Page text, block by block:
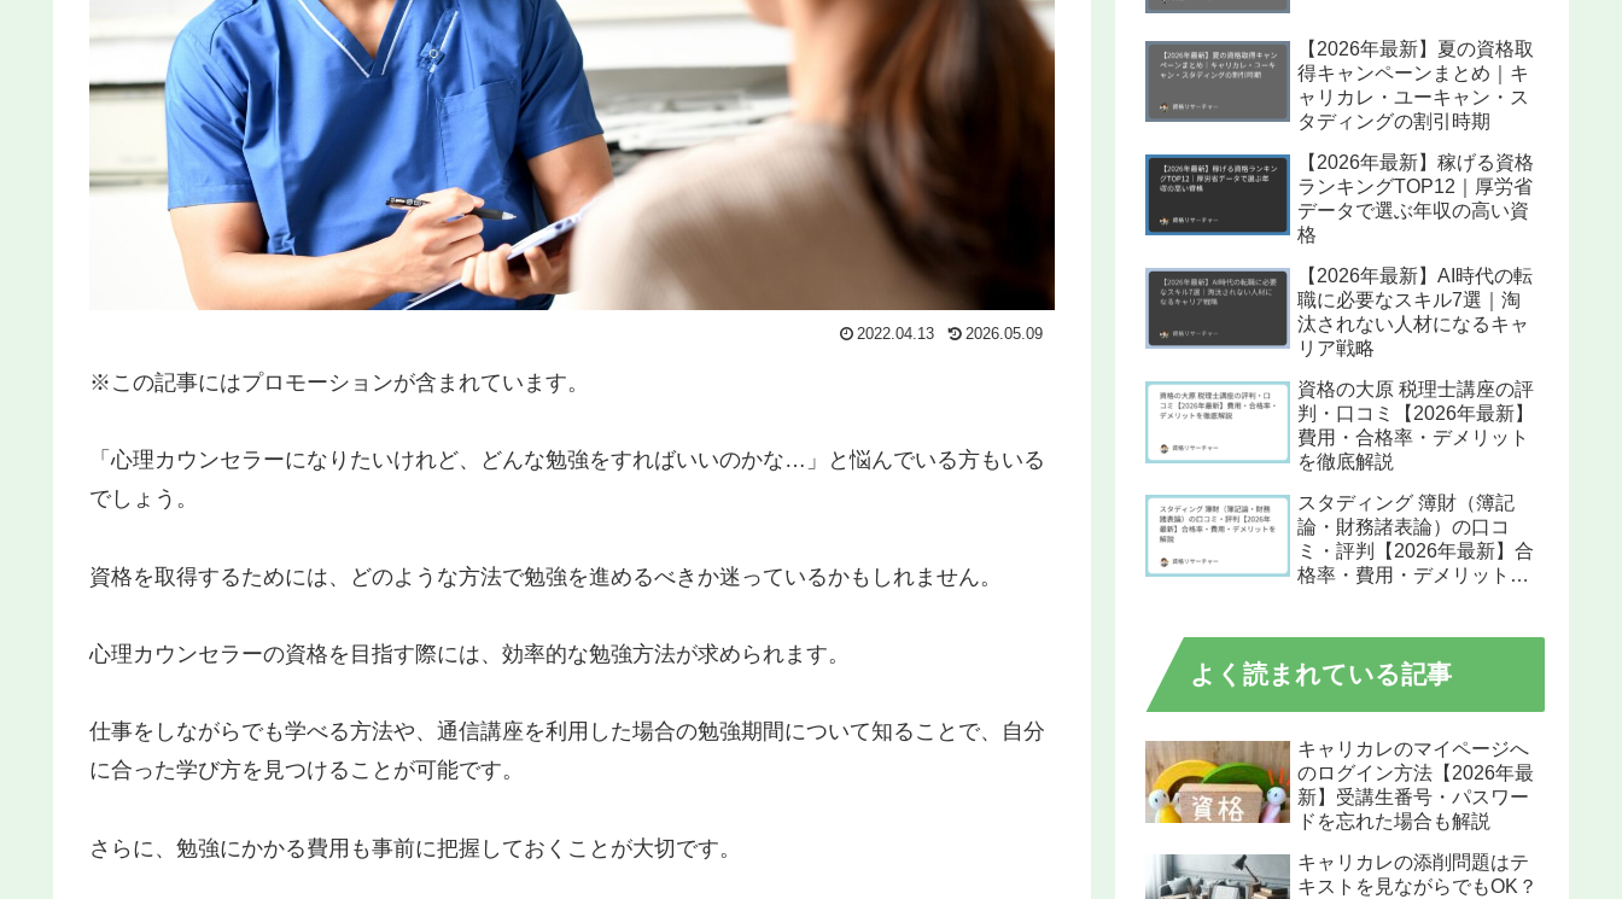
2022.04.13 2026.05.09
※この記事にはプロモーションが含まれています。
「心理カウンセラーになりたいけれど、どんな勉強をすればいいのかな…」と悩んでいる方もいる
でしょう。
資格を取得するためには、どのような方法で勉強を進めるべきか迷っているかもしれません。
心理カウンセラーの資格を目指す際には、効率的な勉強方法が求められます。
仕事をしながらでも学べる方法や、通信講座を利用した場合の勉強期間について知ることで、自分
に合った学び方を見つけることが可能です。
さらに、勉強にかかる費用も事前に把握しておくことが大切です。
【2026年最新】夏の資格取
得キャンペーンまとめ｜キ
ャリカレ・ユーキャン・ス
タディングの割引時期
【2026年最新】稼げる資格
ランキングTOP12｜厚労省
データで選ぶ年収の高い資
格
【2026年最新】AI時代の転
職に必要なスキル7選｜淘
汰されない人材になるキャ
リア戦略
資格の大原 税理士講座の評
判・口コミ【2026年最新】
費用・合格率・デメリット
を徹底解説
スタディング 簿財（簿記
論・財務諸表論）の口コ
ミ・評判【2026年最新】合
格率・費用・デメリットを
よく読まれている記事
キャリカレのマイページへ
のログイン方法【2026年最
新】受講生番号・パスワー
ドを忘れた場合も解説
キャリカレの添削問題はテ
キストを見ながらでもOK？